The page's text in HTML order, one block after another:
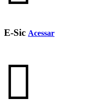
E-Sic Acessar